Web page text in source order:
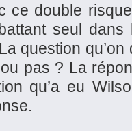
ce double
seul
question
pas ? La
qu’a eu